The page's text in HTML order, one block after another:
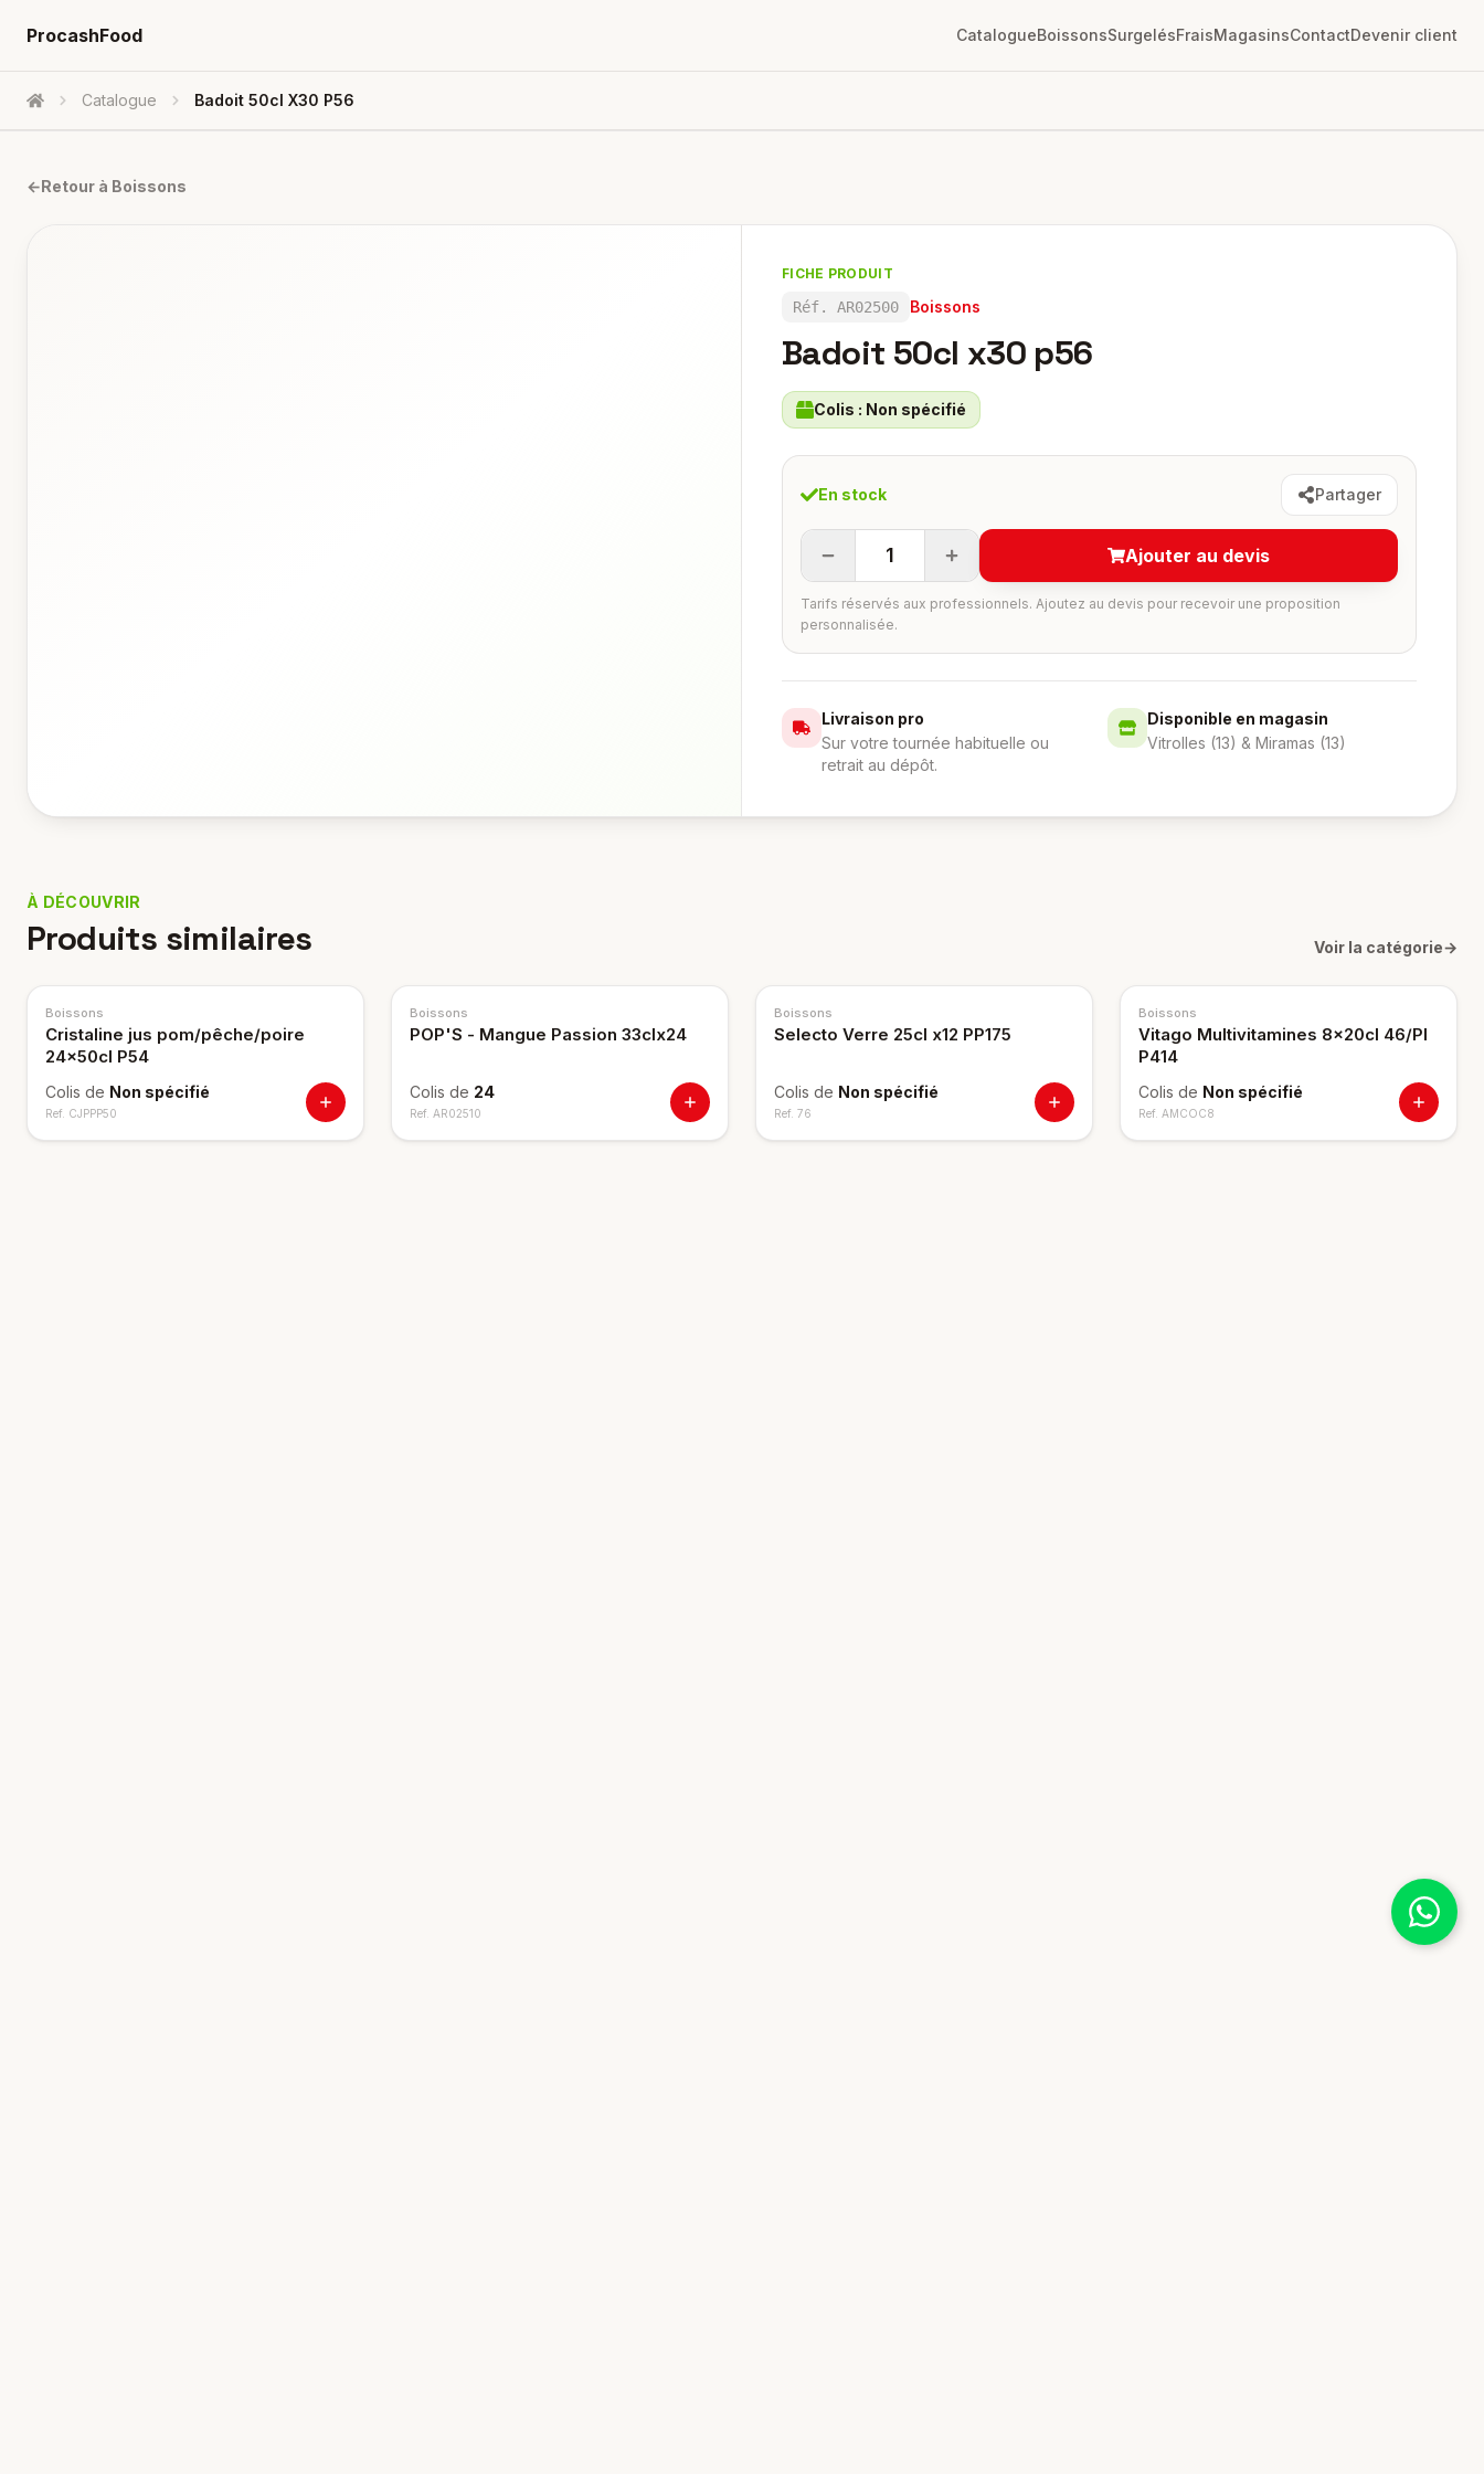
ProcashFood CatalogueBoissonsSurgelésFraisMagasinsContactDevenir client
Accueil Catalogue Badoit 50cl X30 P56
←Retour à Boissons
FICHE PRODUIT
Réf. AR02500 Boissons
Badoit 50cl x30 p56
Colis : Non spécifié
En stock Partager
1 Ajouter au devis
Tarifs réservés aux professionnels. Ajoutez au devis pour recevoir une proposition
personnalisée.
Livraison pro
Sur votre tournée habituelle ou
retrait au dépôt.
Disponible en magasin
Vitrolles (13) & Miramas (13)
À DÉCOUVRIR
Produits similaires Voir la catégorie→
Boissons
Cristaline jus pom/pêche/poire
24x50cl P54
Colis de Non spécifié
Ref. CJPPP50
NOUVEAU
Boissons
POP'S - Mangue Passion 33clx24
Colis de 24
Ref. AR02510
Boissons
Selecto Verre 25cl x12 PP175
Colis de Non spécifié
Ref. 76
Boissons
Vitago Multivitamines 8x20cl 46/Pl
P414
Colis de Non spécifié
Ref. AMCOC8